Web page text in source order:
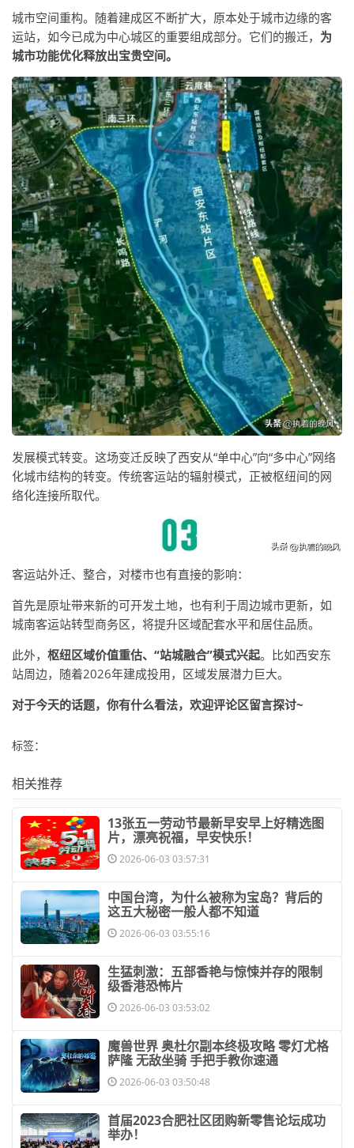
城市空间重构。随着建成区不断扩大，原本处于城市边缘的客
运站，如今已成为中心城区的重要组成部分。它们的搬迁， 为
城市功能优化释放出宝贵空间。
发展模式转变。这场变迁反映了西安从“单中心”向“多中心”网络
化城市结构的转变。传统客运站的辐射模式，正被枢纽间的网
络化连接所取代。
客运站外迁、整合，对楼市也有直接的影响：
首先是原址带来新的可开发土地，也有利于周边城市更新，如
城南客运站转型商务区，将提升区域配套水平和居住品质。
此外， 枢纽区域价值重估、“站城融合”模式兴起。比如西安东
站周边，随着2026年建成投用，区域发展潜力巨大。
对于今天的话题，你有什么看法，欢迎评论区留言探讨~
标签：
相关推荐
​13张五一劳动节最新早安早上好精选图
片，漂亮祝福，早安快乐！
2026-06-03 03:57:31
​中国台湾，为什么被称为宝岛？背后的
这五大秘密一般人都不知道
2026-06-03 03:55:16
​生猛刺激：五部香艳与惊悚并存的限制
级香港恐怖片
2026-06-03 03:53:02
​魔兽世界 奥杜尔副本终极攻略 零灯尤格
萨隆 无敌坐骑 手把手教你速通
2026-06-03 03:50:48
​首届2023合肥社区团购新零售论坛成功
举办！